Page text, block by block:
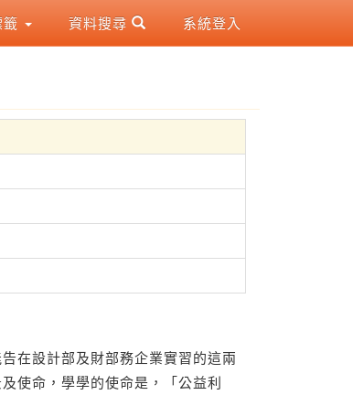
資料搜尋 系統登入
在設計部及財部務企業實習的這兩
使命，學學的使命是，「公益利